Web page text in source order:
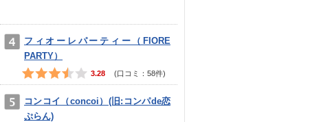
フィオーレパーティー（FIORE
PARTY）
3.28 (口コミ： 58件)
コンコイ（concoi）(旧:コンパde恋
ぷらん)